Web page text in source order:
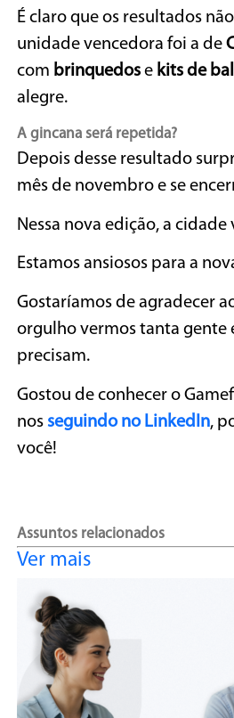
É claro que os resultados
unidade vencedora foi a de
com brinquedos e kits de
alegre.
A gincana será repetida?
Depois desse resultado
mês de novembro e se
Nessa nova edição, a
Estamos ansiosos para a
Gostaríamos de agradecer
orgulho vermos tanta gente
precisam.
Gostou de conhecer o
nos seguindo no LinkedIn,
você!
Assuntos relacionados
Ver mais